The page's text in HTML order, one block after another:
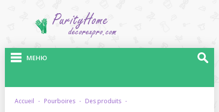
МЕНЮ
accueil · pourboires · des produits ·